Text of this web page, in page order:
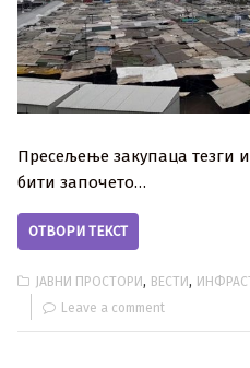
Пресељење закупаца тезги
бити започето…
ОТВОРИ ТЕКСТ
ЈАВНИ ПРОСТОРИ, ВЕСТИ,
Leave a comment